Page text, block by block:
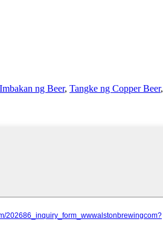
ng Beer, Tangke ng Copper Beer,